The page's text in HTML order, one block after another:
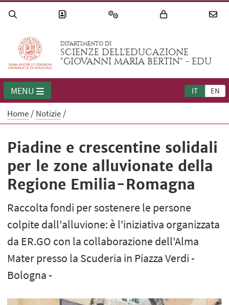
DIPARTIMENTO DI
SCIENZE DELL'EDUCAZIONE
"GIOVANNI MARIA BERTIN" - EDU
IT EN
MENU
Home Notizie
Piadine e crescentine solidali
per le zone alluvionate della
Regione Emilia-Romagna
Raccolta fondi per sostenere le persone
colpite dall'alluvione: è l'iniziativa organizzata
da ER.GO con la collaborazione dell'Alma
Mater presso la Scuderia in Piazza Verdi -
Bologna -